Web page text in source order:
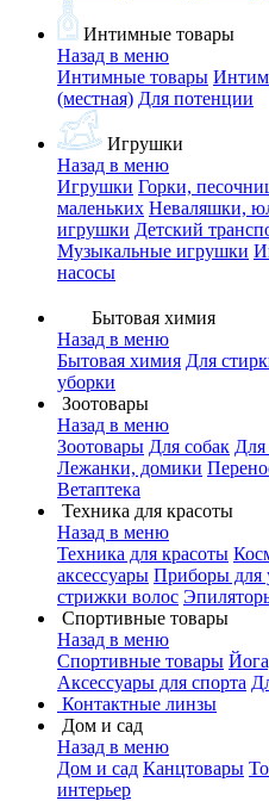
Интимные товары
Назад в меню
Интимные товары
(местная) Для потенции
Игрушки
Назад в меню
Игрушки Горки,
маленьких Неваляшки,
игрушки Детский
Музыкальные игрушки
насосы
Бытовая химия
Назад в меню
Бытовая химия Для
уборки
Зоотовары
Назад в меню
Зоотовары Для собак
Лежанки, домики
Ветаптека
Техника для красоты
Назад в меню
Техника для красоты
аксессуары Приборы для
стрижки волос
Спортивные товары
Назад в меню
Спортивные товары
Аксессуары для спорта
Контактные линзы
Дом и сад
Назад в меню
Дом и сад Канцтовары
интерьер